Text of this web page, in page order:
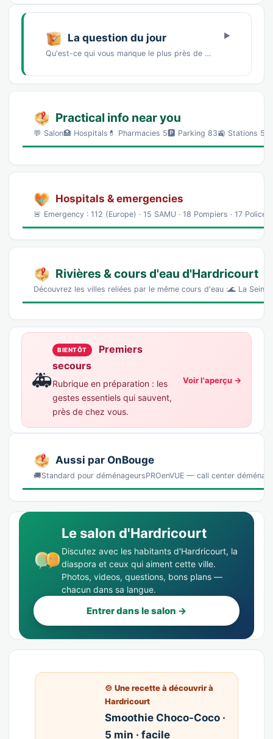
La question du jour
Qu'est-ce qui vous manque le plus près de chez vous ?Un marché de producteursDes commerces…
Practical info near you
💬 Salon🏥 Hospitals💊 Pharmacies 5🅿️ Parking 83🚉 Stations 5
Hospitals & emergencies
🚨 Emergency : 112 (Europe) · 15 SAMU · 18 Pompiers · 17
Rivières & cours d'eau d'Hardricourt
Découvrez les villes reliées par le même cours d'eau :🌊 La
🚑
BIENTÔT
Premiers
secours
Rubrique en préparation : les
gestes essentiels qui sauvent,
près de chez vous.
Voir l'aperçu →
Aussi par OnBouge
🚚Standard pour déménageursPROenVUE — call center
Le salon d'Hardricourt
Discutez avec les habitants d'Hardricourt, la
diaspora et ceux qui aiment cette ville.
Photos, videos, questions, bons plans —
chacun dans sa langue.
Entrer dans le salon →
🍲 Une recette à découvrir à
Hardricourt
Smoothie Choco-Coco ·
5 min · facile